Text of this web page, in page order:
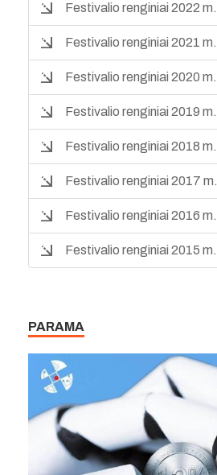
Festivalio renginiai 2022 m.
Festivalio renginiai 2021 m.
Festivalio renginiai 2020 m.
Festivalio renginiai 2019 m.
Festivalio renginiai 2018 m.
Festivalio renginiai 2017 m.
Festivalio renginiai 2016 m.
Festivalio renginiai 2015 m.
PARAMA